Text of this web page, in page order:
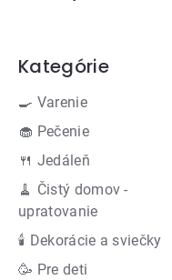
Kategórie
🍳 Varenie
🧁 Pečenie
🍴 Jedáleň
🧹 Čistý domov -
upratovanie
🕯 Dekorácie a sviečky
🥳 Pre deti